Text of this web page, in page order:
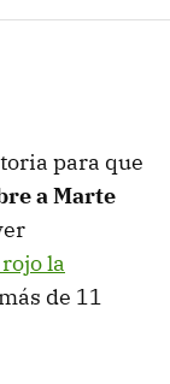
para que
a Marte
la
de 11